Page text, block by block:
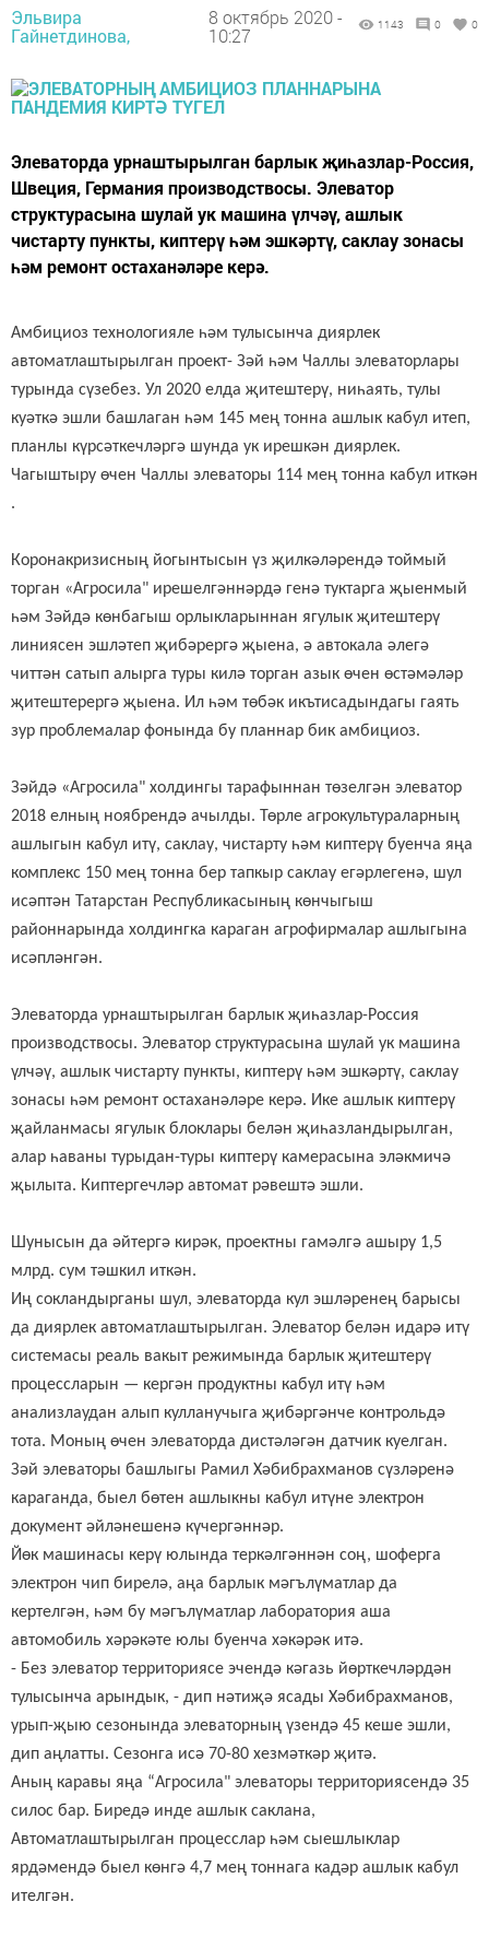
Эльвира
Гайнетдинова,
8 октябрь 2020 -
10:27
1143 0 0
Элеваторда урнаштырылган барлык җиһазлар-Россия,
Швеция, Германия производствосы. Элеватор
структурасына шулай ук машина үлчәү, ашлык
чистарту пункты, киптерү һәм эшкәртү, саклау зонасы
һәм ремонт остаханәләре керә.
Амбициоз технологияле һәм тулысынча диярлек
автоматлаштырылган проект- Зәй һәм Чаллы элеваторлары
турында сүзебез. Ул 2020 елда җитештерү, ниһаять, тулы
куәткә эшли башлаган һәм 145 мең тонна ашлык кабул итеп,
планлы күрсәткечләргә шунда ук ирешкән диярлек.
Чагыштыру өчен Чаллы элеваторы 114 мең тонна кабул иткән
.
Коронакризисның йогынтысын үз җилкәләрендә тоймый
торган «Агросила" ирешелгәннәрдә генә туктарга җыенмый
һәм Зәйдә көнбагыш орлыкларыннан ягулык җитештерү
линиясен эшләтеп җибәрергә җыена, ә автокала әлегә
читтән сатып алырга туры килә торган азык өчен өстәмәләр
җитештерергә җыена. Ил һәм төбәк икътисадындагы гаять
зур проблемалар фонында бу планнар бик амбициоз.
Зәйдә «Агросила" холдингы тарафыннан төзелгән элеватор
2018 елның ноябрендә ачылды. Төрле агрокультураларның
ашлыгын кабул итү, саклау, чистарту һәм киптерү буенча яңа
комплекс 150 мең тонна бер тапкыр саклау егәрлегенә, шул
исәптән Татарстан Республикасының көнчыгыш
районнарында холдингка караган агрофирмалар ашлыгына
исәпләнгән.
Элеваторда урнаштырылган барлык җиһазлар-Россия
производствосы. Элеватор структурасына шулай ук машина
үлчәү, ашлык чистарту пункты, киптерү һәм эшкәртү, саклау
зонасы һәм ремонт остаханәләре керә. Ике ашлык киптерү
җайланмасы ягулык блоклары белән җиһазландырылган,
алар һаваны турыдан-туры киптерү камерасына эләкмичә
җылыта. Киптергечләр автомат рәвештә эшли.
Шунысын да әйтергә кирәк, проектны гамәлгә ашыру 1,5
млрд. сум тәшкил иткән.
Иң сокландырганы шул, элеваторда кул эшләренең барысы
да диярлек автоматлаштырылган. Элеватор белән идарә итү
системасы реаль вакыт режимында барлык җитештерү
процессларын — кергән продуктны кабул итү һәм
анализлаудан алып кулланучыга җибәргәнче контрольдә
тота. Моның өчен элеваторда дистәләгән датчик куелган.
Зәй элеваторы башлыгы Рамил Хәбибрахманов сүзләренә
караганда, быел бөтен ашлыкны кабул итүне электрон
документ әйләнешенә күчергәннәр.
Йөк машинасы керү юлында теркәлгәннән соң, шоферга
электрон чип бирелә, аңа барлык мәгълүматлар да
кертелгән, һәм бу мәгълүматлар лаборатория аша
автомобиль хәрәкәте юлы буенча хәкәрәк итә.
- Без элеватор территориясе эчендә кәгазь йөрткечләрдән
тулысынча арындык, - дип нәтиҗә ясады Хәбибрахманов,
урып-җыю сезонында элеваторның үзендә 45 кеше эшли,
дип аңлатты. Сезонга исә 70-80 хезмәткәр җитә.
Аның каравы яңа “Агросила" элеваторы территориясендә 35
силос бар. Биредә инде ашлык саклана,
Автоматлаштырылган процесслар һәм сыешлыклар
ярдәмендә быел көнгә 4,7 мең тоннага кадәр ашлык кабул
ителгән.